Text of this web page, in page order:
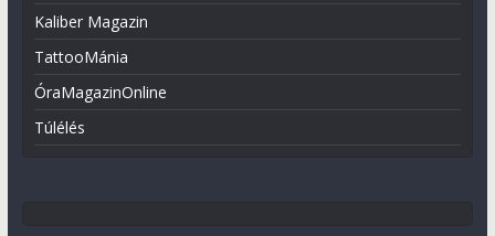
Kaliber Magazin
TattooMánia
ÓraMagazinOnline
Túlélés